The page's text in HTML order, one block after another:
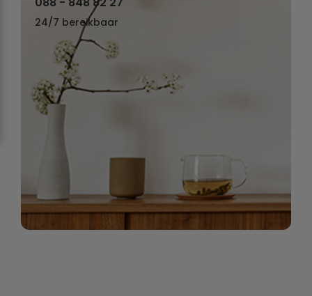
24/7 bereikbaar